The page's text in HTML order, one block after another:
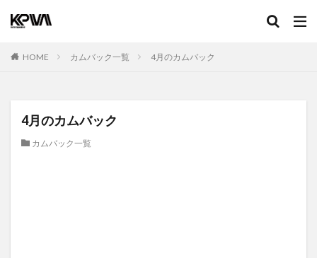
HOME カムバック一覧 4月のカムバック
4月のカムバック
カムバック一覧